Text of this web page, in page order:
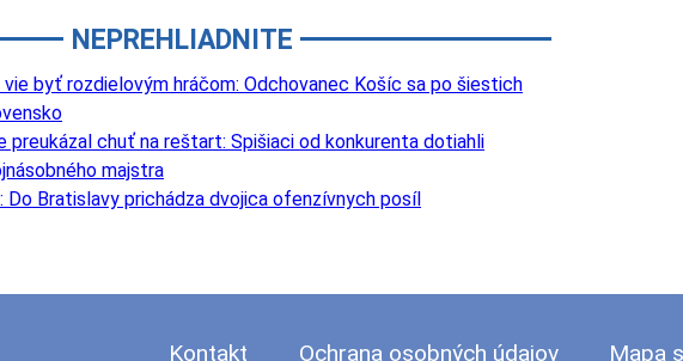
NEPREHLIADNITE
byť rozdielovým hráčom: Odchovanec Košíc sa po šiestich
preukázal chuť na reštart: Spišiaci od konkurenta dotiahli
majstra
Do Bratislavy prichádza dvojica ofenzívnych posíl
Kontakt Ochrana osobných údajov Mapa